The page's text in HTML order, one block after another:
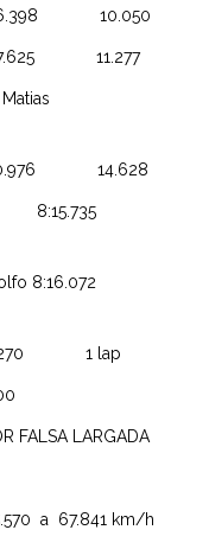
10.050
11.277
14.628
8:15.735
8:16.072
1 lap
FALSA LARGADA
a 67.841 km/h